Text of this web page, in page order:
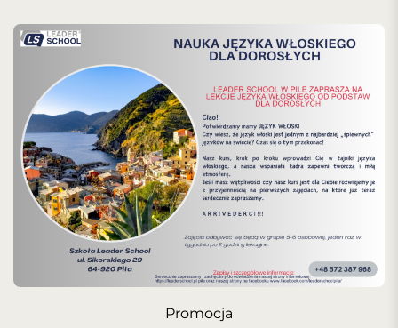
Promocja